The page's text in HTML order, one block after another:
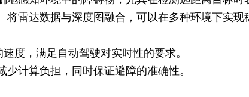
雷达数据与深度图融合，可以在多种环境下实现
度，满足自动驾驶对实时性的要求。
计算负担，同时保证避障的准确性。